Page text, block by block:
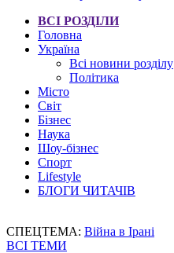
ВСІ РОЗДІЛИ
Головна
Україна
Всі новини розділу
Політика
Місто
Світ
Бізнес
Наука
Шоу-бізнес
Спорт
Lifestyle
БЛОГИ ЧИТАЧІВ
СПЕЦТЕМА: Війна в Ірані
ВСІ ТЕМИ